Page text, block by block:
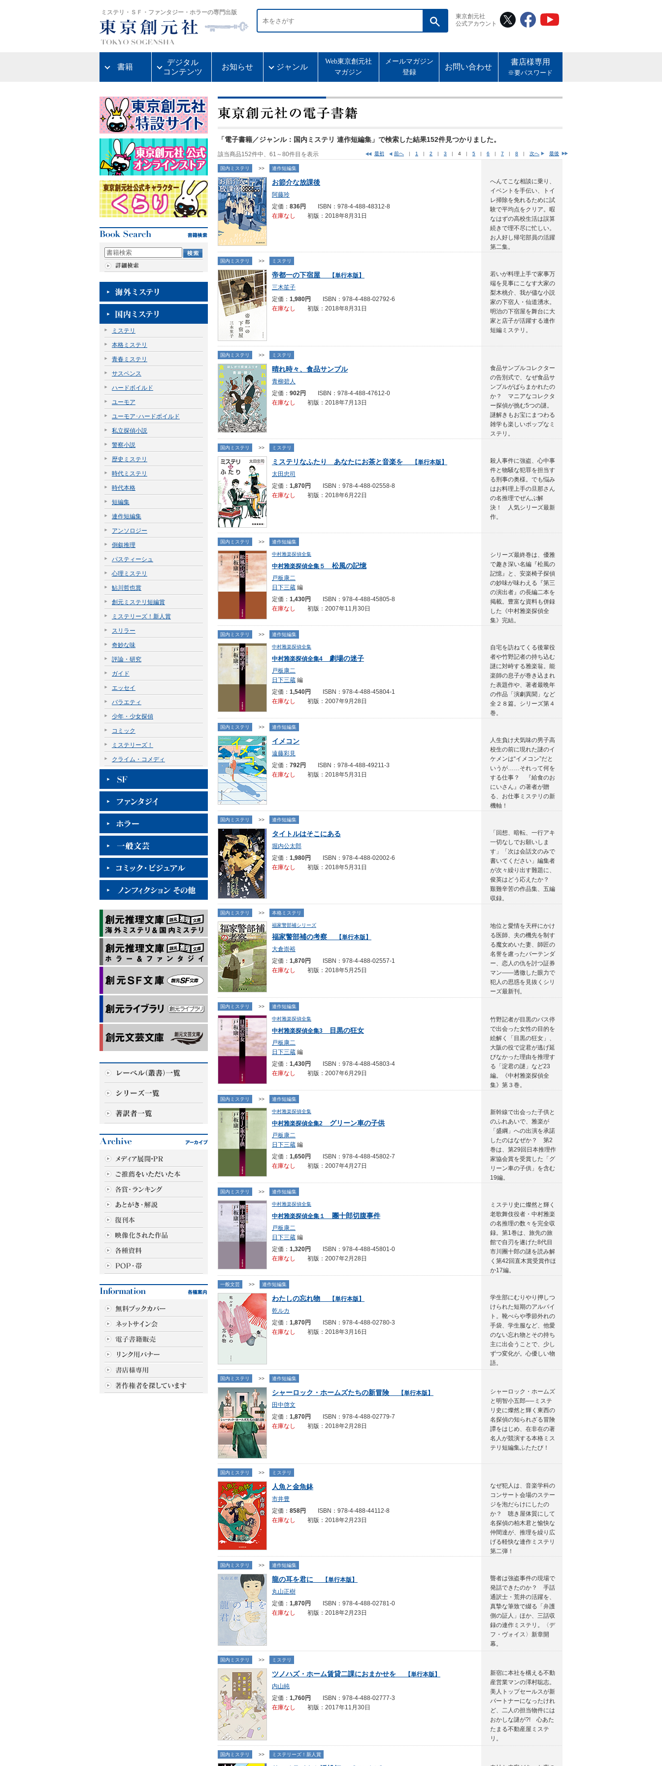
ミステリ・ＳＦ・ファンタジー・ホラーの専門出版
東京創元社
公式アカウント
書籍
デジタル
コンテンツ
お知らせ ジャンル
Web東京創元社
マガジン
メールマガジン
登録
お問い合わせ
書店様専用
※要パスワード
ミステリ
本格ミステリ
青春ミステリ
サスペンス
ハードボイルド
ユーモア
ユーモア･ハードボイルド
私立探偵小説
警察小説
歴史ミステリ
時代ミステリ
時代本格
短編集
連作短編集
アンソロジー
倒叙推理
パスティーシュ
心理ミステリ
鮎川哲也賞
創元ミステリ短編賞
ミステリーズ！新人賞
スリラー
奇妙な味
評論・研究
ガイド
エッセイ
バラエティ
少年・少女探偵
コミック
ミステリーズ！
クライム・コメディ
「電子書籍／ジャンル：国内ミステリ 連作短編集」で検索した結果152件見つかりました。
該当商品152件中、61～80件目を表示 最初 前へ | 1 | 2 | 3 | 4 | 5 | 6 | 7 | 8 | 次へ 最後
国内ミステリ >> 連作短編集
お節介な放課後
阿藤玲
定価： 836円
ISBN：978-4-488-48312-8
在庫なし
初版：2018年8月31日
へんてこな相談に乗り、
イベントを手伝い、トイ
レ掃除を免れるために試
験で平均点をクリア。暇
なはずの高校生活は誤算
続きで理不尽に忙しい。
お人好し帰宅部員の活躍
第二集。
国内ミステリ >> ミステリ
帝都一の下宿屋
【単行本版】
三木笙子
定価： 1,980円
ISBN：978-4-488-02792-6
在庫なし
初版：2018年8月31日
若いが料理上手で家事万
端を見事にこなす大家の
梨木桃介、我が儘な小説
家の下宿人・仙道湧水。
明治の下宿屋を舞台に大
家と店子が活躍する連作
短編ミステリ。
国内ミステリ >> ミステリ
晴れ時々、食品サンプル
青柳碧人
定価： 902円
ISBN：978-4-488-47612-0
在庫なし
初版：2018年7月13日
食品サンプルコレクター
の告別式で、なぜ食品サ
ンプルがばらまかれたの
か？ マニアなコレクタ
ー探偵が挑む5つの謎。
謎解きもお宝にまつわる
雑学も楽しいポップなミ
ステリ。
国内ミステリ >> ミステリ
ミステリなふたり あなたにお茶と音楽を
【単行本版】
太田忠司
定価： 1,870円
ISBN：978-4-488-02558-8
在庫なし
初版：2018年6月22日
殺人事件に強盗、心中事
件と物騒な犯罪を担当す
る刑事の奥様。でも悩み
はお料理上手の旦那さん
の名推理でぜんぶ解
決！ 人気シリーズ最新
作。
国内ミステリ >> 連作短編集
中村雅楽探偵全集
中村雅楽探偵全集５ 松風の記憶
戸板康二
日下三蔵 編
定価： 1,430円
ISBN：978-4-488-45805-8
在庫なし
初版：2007年11月30日
シリーズ最終巻は、優雅
で趣き深い名編『松風の
記憶』と、安楽椅子探偵
の妙味が味わえる『第三
の演出者』の長編二本を
掲載。豊富な資料も併録
した《中村雅楽探偵全
集》完結。
国内ミステリ >> 連作短編集
中村雅楽探偵全集
中村雅楽探偵全集4 劇場の迷子
戸板康二
日下三蔵 編
定価： 1,540円
ISBN：978-4-488-45804-1
在庫なし
初版：2007年9月28日
自宅を訪ねてくる後輩役
者や竹野記者の持ち込む
謎に対峙する雅楽翁。能
楽師の息子が巻き込まれ
た表題作や、著者最晩年
の作品「演劇異聞」など
全２８篇。シリーズ第４
巻。
国内ミステリ >> 連作短編集
イメコン
遠藤彩見
定価： 792円
ISBN：978-4-488-49211-3
在庫なし
初版：2018年5月31日
人生負け犬気味の男子高
校生の前に現れた謎のイ
ケメンは“イメコン”だと
いうが……それって何を
する仕事？ 『給食のお
にいさん』の著者が贈
る、お仕事ミステリの新
機軸！
国内ミステリ >> 連作短編集
タイトルはそこにある
堀内公太郎
定価： 1,980円
ISBN：978-4-488-02002-6
在庫なし
初版：2018年5月31日
「回想、暗転、一行アキ
一切なしでお願いしま
す」「次は会話文のみで
書いてください」編集者
が次々繰り出す難題に、
俊英はどう応えたか？
艱難辛苦の作品集、五編
収録。
国内ミステリ >> 本格ミステリ
福家警部補シリーズ
福家警部補の考察
【単行本版】
大倉崇裕
定価： 1,870円
ISBN：978-4-488-02557-1
在庫なし
初版：2018年5月25日
地位と愛情を天秤にかけ
る医師、夫の機先を制す
る魔女めいた妻、師匠の
名誉を慮ったバーテンダ
ー、恋人の仇を討つ証券
マン――透徹した眼力で
犯人の思惑を見抜くシリ
ーズ最新刊。
国内ミステリ >> 連作短編集
中村雅楽探偵全集
中村雅楽探偵全集3 目黒の狂女
戸板康二
日下三蔵 編
定価： 1,430円
ISBN：978-4-488-45803-4
在庫なし
初版：2007年6月29日
竹野記者が目黒のバス停
で出会った女性の目的を
絵解く「目黒の狂女」、
大阪の役で淀君が逃げ延
びなかった理由を推理す
る「淀君の謎」など23
編。《中村雅楽探偵全
集》第３巻。
国内ミステリ >> 連作短編集
中村雅楽探偵全集
中村雅楽探偵全集2 グリーン車の子供
戸板康二
日下三蔵 編
定価： 1,650円
ISBN：978-4-488-45802-7
在庫なし
初版：2007年4月27日
新幹線で出会った子供と
のふれあいで、雅楽が
「盛綱」への出演を承諾
したのはなぜか？ 第2
巻は、第29回日本推理作
家協会賞を受賞した「グ
リーン車の子供」を含む
19編。
国内ミステリ >> 連作短編集
中村雅楽探偵全集
中村雅楽探偵全集１ 團十郎切腹事件
戸板康二
日下三蔵 編
定価： 1,320円
ISBN：978-4-488-45801-0
在庫なし
初版：2007年2月28日
ミステリ史に燦然と輝く
老歌舞伎役者・中村雅楽
の名推理の数々を完全収
録。第1巻は、旅先の旅
館で自刃を遂げた8代目
市川團十郎の謎を読み解
く第42回直木賞受賞作ほ
か17編。
一般文芸 >> 連作短編集
わたしの忘れ物
【単行本版】
乾ルカ
定価： 1,870円
ISBN：978-4-488-02780-3
在庫なし
初版：2018年3月16日
学生部にむりやり押しつ
けられた短期のアルバイ
ト。靴べらや季節外れの
手袋、学生服など、他愛
のない忘れ物とその持ち
主に出会うことで、少し
ずつ変化が。心優しい物
語。
国内ミステリ >> 連作短編集
シャーロック・ホームズたちの新冒険
【単行本版】
田中啓文
定価： 1,870円
ISBN：978-4-488-02779-7
在庫なし
初版：2018年2月28日
シャーロック・ホームズ
と明智小五郎──ミステ
リ史に燦然と輝く東西の
名探偵の知られざる冒険
譚をはじめ、在非在の著
名人が競演する本格ミス
テリ短編集ふたたび！
国内ミステリ >> ミステリ
人魚と金魚鉢
市井豊
定価： 858円
ISBN：978-4-488-44112-8
在庫なし
初版：2018年2月23日
なぜ犯人は、音楽学科の
コンサート会場のステー
ジを泡だらけにしたの
か？ 聴き屋体質にして
名探偵の柏木君と愉快な
仲間達が、推理を繰り広
げる軽快な連作ミステリ
第二弾！
国内ミステリ >> 連作短編集
龍の耳を君に
【単行本版】
丸山正樹
定価： 1,870円
ISBN：978-4-488-02781-0
在庫なし
初版：2018年2月23日
聾者は強盗事件の現場で
発話できたのか？ 手話
通訳士・荒井の活躍を、
真摯な筆致で綴る「弁護
側の証人」ほか、三話収
録の連作ミステリ。〈デ
フ・ヴォイス〉新章開
幕。
国内ミステリ >> ミステリ
ツノハズ・ホーム賃貸二課におまかせを
【単行本版】
内山純
定価： 1,760円
ISBN：978-4-488-02777-3
在庫なし
初版：2017年11月30日
新宿に本社を構える不動
産営業マンの澤村聡志。
美人トップセールスが新
パートナーになったけれ
ど、二人の担当物件には
おかしな謎が?! 心あた
たまる不動産屋ミステ
リ。
国内ミステリ >> ミステリーズ！新人賞